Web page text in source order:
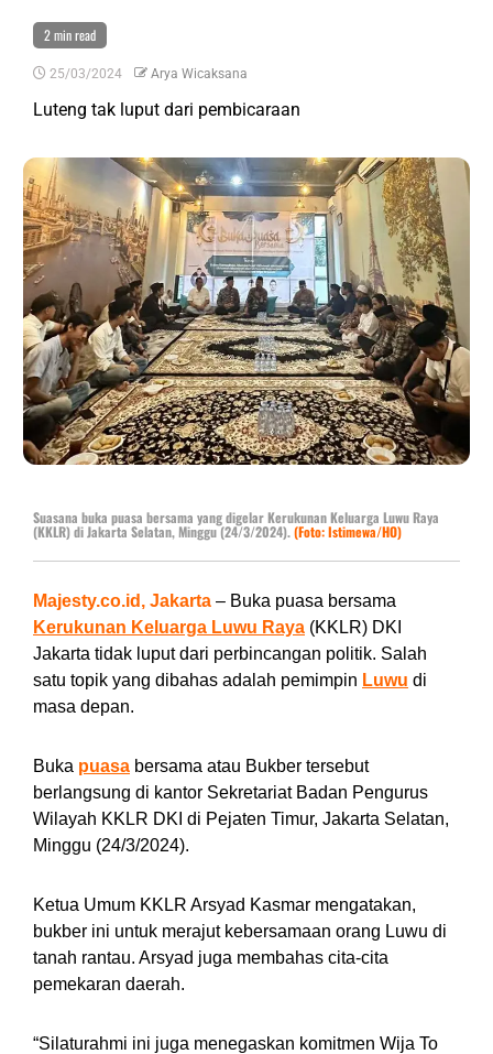
2 min read
25/03/2024 Arya Wicaksana
Luteng tak luput dari pembicaraan
Suasana buka puasa bersama yang digelar Kerukunan Keluarga Luwu Raya
(KKLR) di Jakarta Selatan, Minggu (24/3/2024).(Foto: Istimewa/HO)
Majesty.co.id, Jakarta – Buka puasa bersama
Kerukunan Keluarga Luwu Raya (KKLR) DKI
Jakarta tidak luput dari perbincangan politik. Salah
satu topik yang dibahas adalah pemimpin Luwu di
masa depan.
Buka puasa bersama atau Bukber tersebut
berlangsung di kantor Sekretariat Badan Pengurus
Wilayah KKLR DKI di Pejaten Timur, Jakarta Selatan,
Minggu (24/3/2024).
Ketua Umum KKLR Arsyad Kasmar mengatakan,
bukber ini untuk merajut kebersamaan orang Luwu di
tanah rantau. Arsyad juga membahas cita-cita
pemekaran daerah.
“Silaturahmi ini juga menegaskan komitmen Wija To